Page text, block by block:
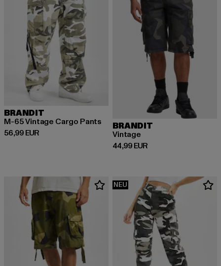
BRANDIT
M-65 Vintage Cargo Pants
56,99 EUR
Derzeitiger Preis: 56,99 EUR
BRANDIT
Vintage
44,99 EUR
Derzeitiger Preis: 44,99 EUR
NEU